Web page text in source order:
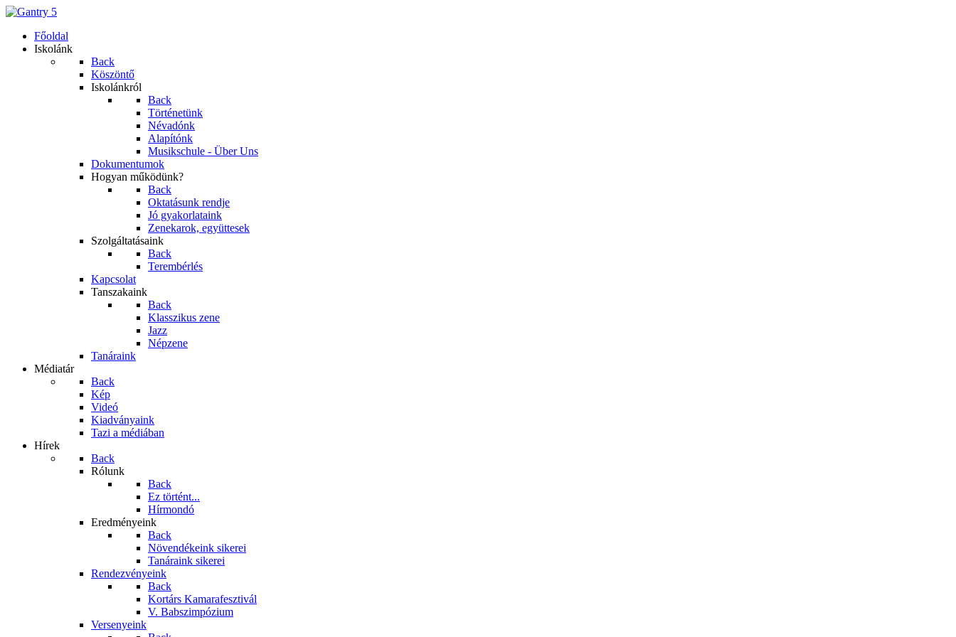
Főoldal
Iskolánk
Back
Köszöntő
Iskolánkról
Back
Történetünk
Névadónk
Alapítónk
Musikschule - Über Uns
Dokumentumok
Hogyan működünk?
Back
Oktatásunk rendje
Jó gyakorlataink
Zenekarok, együttesek
Szolgáltatásaink
Back
Terembérlés
Kapcsolat
Tanszakaink
Back
Klasszikus zene
Jazz
Népzene
Tanáraink
Médiatár
Back
Kép
Videó
Kiadványaink
Tazi a médiában
Hírek
Back
Rólunk
Back
Ez történt...
Hírmondó
Eredményeink
Back
Növendékeink sikerei
Tanáraink sikerei
Rendezvényeink
Back
Kortárs Kamarafesztivál
V. Babszimpózium
Versenyeink